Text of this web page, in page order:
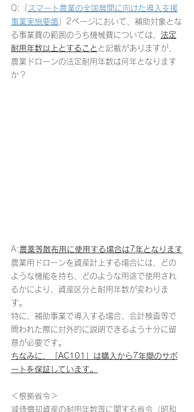
Q:「
スマート農業の全国展開に向けた導入支援
事業実施要領 」2ページにおいて、補助対象とな
る事業費の範囲のうち機械費については、 法定
耐用年数以上とすること と記載がありますが、
農業ドローンの法定耐用年数は何年となります
か？
A: 農薬等散布用に使用する場合は7年となります
農業用ドローンを資産計上する場合には、どの
ような機能を持ち、どのような用途で使用され
るかにより、資産区分と耐用年数が変わりま
す。
特に、補助事業で導入する場合、会計検査等で
問われた際に対外的に説明できるよう十分に留
意が必要です。
ちなみに、「AC101」は購入から7年間のサポ
ートを保証しています。
＜根拠省令＞
減価償却資産の耐用年数等に関する省令（昭和